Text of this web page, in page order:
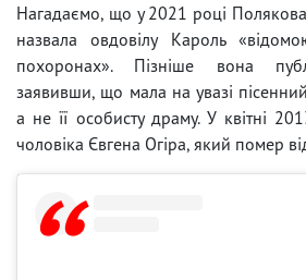
Нагадаємо, що у 2021 році
назвала овдовілу Кароль
похоронах». Пізніше вона
заявивши, що мала на увазі
а не її особисту драму. У квітні
чоловіка Євгена Огіра, який помер